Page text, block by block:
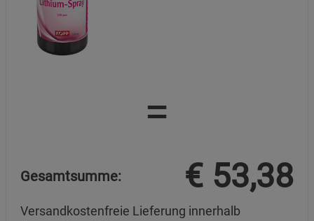
=
Gesamtsumme: € 53,38
Versandkostenfreie Lieferung innerhalb